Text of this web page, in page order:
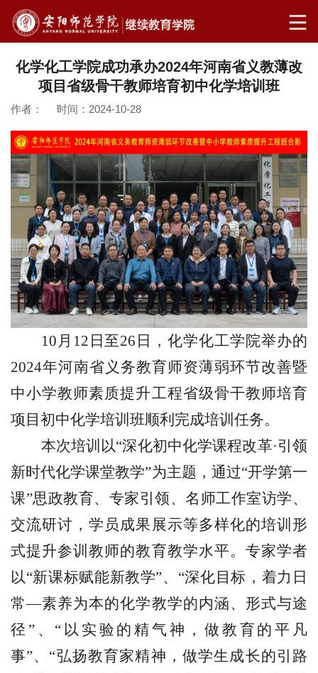
化学化工学院成功承办2024年河南省义教薄改
项目省级骨干教师培育初中化学培训班
作者： 时间：2024-10-28
10 月 12 日至26 日，化学化工学院举办的
2024年河南省义务教育师资薄弱环节改善暨
中小学教师素质提升工程省级骨干教师培育
项目初中化学培训班顺利完成培训任务。
本次培训以“深化初中化学课程改革·引领
新时代化学课堂教学”为主题，通过“开学第一
课”思政教育、专家引领、名师工作室访学、
交流研讨，学员成果展示等多样化的培训形
式提升参训教师的教育教学水平。专家学者
以“新课标赋能新教学”、“深化目标，着力日
常—素养为本的化学教学的内涵、形式与途
径”、“以实验的精气神，做教育的平凡
事”、“弘扬教育家精神，做学生成长的引路